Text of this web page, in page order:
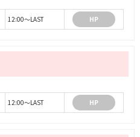
12:00～LAST HP
12:00～LAST HP